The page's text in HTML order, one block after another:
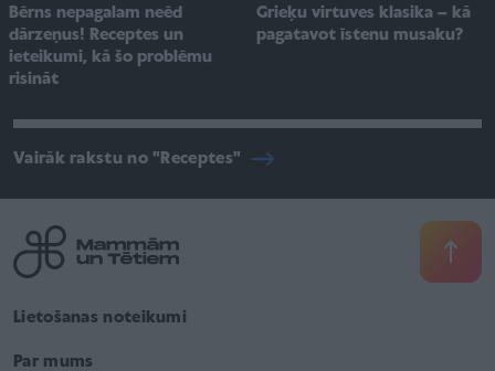
Bērns nepagalam neēd
dārzeņus! Receptes un
ieteikumi, kā šo problēmu
risināt
Grieķu virtuves klasika – kā
pagatavot īstenu musaku?
Vairāk rakstu no "Receptes"
Lietošanas noteikumi
Par mums